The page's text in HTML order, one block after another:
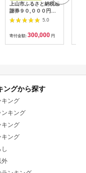
上山市ふるさと納税感
謝券９０,０００円
分 0023-22085.0
寄付金額: 300,000 円
ングから探す
キング
キング
キング
キング
外